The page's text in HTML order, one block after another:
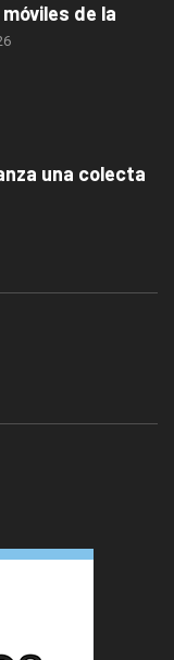
de la
una colecta